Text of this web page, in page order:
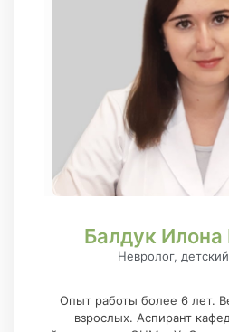
Балдук Илона
Невролог,
Опыт работы более 6 лет.
взрослых. Аспирант